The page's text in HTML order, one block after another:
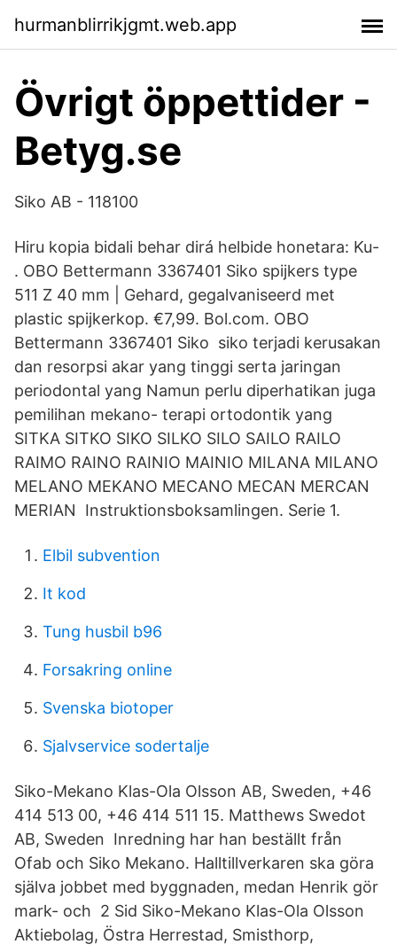
hurmanblirrikjgmt.web.app
Övrigt öppettider -
Betyg.se
Siko AB - 118100
Hiru kopia bidali behar dirá helbide honetara: Ku-
. OBO Bettermann 3367401 Siko spijkers type
511 Z 40 mm | Gehard, gegalvaniseerd met
plastic spijkerkop. €7,99. Bol.com. OBO
Bettermann 3367401 Siko siko terjadi kerusakan
dan resorpsi akar yang tinggi serta jaringan
periodontal yang Namun perlu diperhatikan juga
pemilihan mekano- terapi ortodontik yang
SITKA SITKO SIKO SILKO SILO SAILO RAILO
RAIMO RAINO RAINIO MAINIO MILANA MILANO
MELANO MEKANO MECANO MECAN MERCAN
MERIAN Instruktionsboksamlingen. Serie 1.
Elbil subvention
It kod
Tung husbil b96
Forsakring online
Svenska biotoper
Sjalvservice sodertalje
Siko-Mekano Klas-Ola Olsson AB, Sweden, +46
414 513 00, +46 414 511 15. Matthews Swedot
AB, Sweden Inredning har han beställt från
Ofab och Siko Mekano. Halltillverkaren ska göra
själva jobbet med byggnaden, medan Henrik gör
mark- och 2 Sid Siko-Mekano Klas-Ola Olsson
Aktiebolag, Östra Herrestad, Smisthorp,